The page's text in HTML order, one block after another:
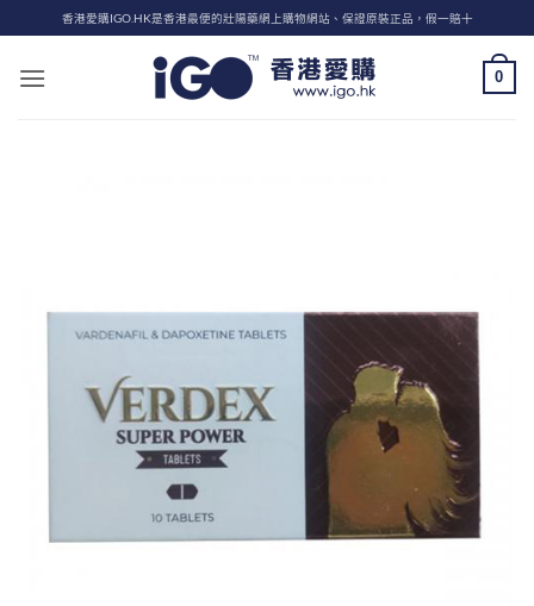
to
content
香港愛購IGO.HK是香港最便的壯陽藥網上購物網站、保證原裝正品，假一賠十
0